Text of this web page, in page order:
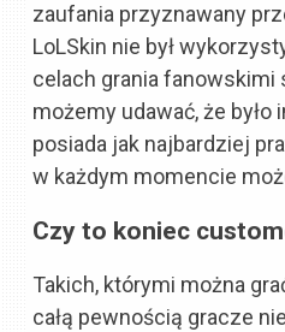
zaufania przyznawany
LoLSkin nie był
celach grania fanowskimi
możemy udawać, że było
posiada jak najbardziej
w każdym momencie
Czy to koniec
Takich, którymi można
całą pewnością gracze